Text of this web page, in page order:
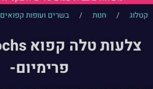
קטלוג / חנות / בשרים ועופות קפואים
פרימיום-